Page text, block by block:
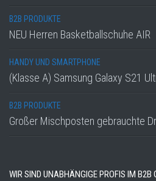
B2B PRODUKTE
NEU Herren Basketballschuhe AIR
HANDY UND SMARTPHONE
(Klasse A) Samsung Galaxy S21
B2B PRODUKTE
Großer Mischposten gebrauchte
WIR SIND UNABHÄNGIGE PROFIS IM B2B